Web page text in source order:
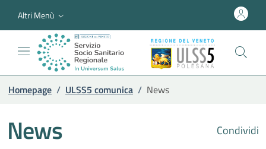
Altri Menù
Homepage / ULSS5 comunica / News
Condividi
News